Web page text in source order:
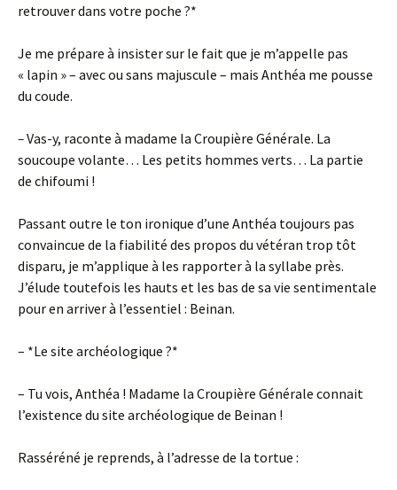
retrouver dans votre poche ?*
Je me prépare à insister sur le fait que je m’appelle pas
« lapin » – avec ou sans majuscule – mais Anthéa me pousse
du coude.
–Vas-y, raconte à madame la Croupière Générale. La
soucoupe volante… Les petits hommes verts… La partie
de chifoumi !
Passant outre le ton ironique d’une Anthéa toujours pas
convaincue de la fiabilité des propos du vétéran trop tôt
disparu, je m’applique à les rapporter à la syllabe près.
J’élude toutefois les hauts et les bas de sa vie sentimentale
pour en arriver à l’essentiel : Beinan.
– *Le site archéologique ?*
– Tu vois, Anthéa ! Madame la Croupière Générale connait
l’existence du site archéologique de Beinan !
Rasséréné je reprends, à l’adresse de la tortue :